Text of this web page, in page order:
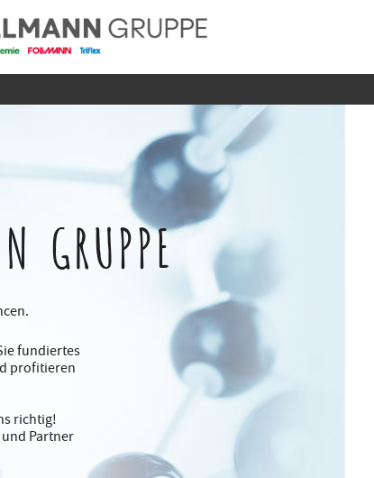
GRUPPE
fundiertes
profitieren
richtig!
Partner